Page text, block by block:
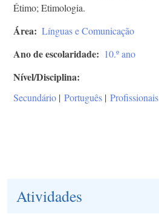
Étimo; Etimologia.
Área Línguas e Comunicação
Ano de escolaridade 10.º ano
Nível/Disciplina
Secundário | Português | Profissionais
Atividades